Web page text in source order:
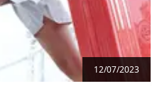
12/07/2023